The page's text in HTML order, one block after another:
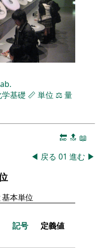
基礎 📏 単位 ⚖️量
🔚 🔝 📖
◀ 戻る 01 進む ▶
本単位
記号 定義値